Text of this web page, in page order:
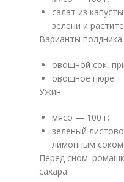
салат из
зелени и
Варианты полдника:
овощной сок,
овощное пюре.
Ужин:
мясо — 100 г;
зеленый
лимонным соком.
Перед сном:
сахара.